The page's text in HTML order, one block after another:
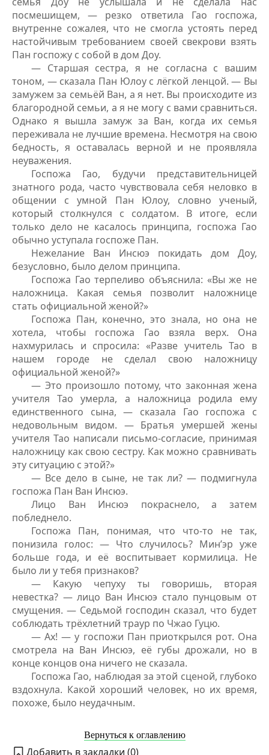
посмешищем, — резко ответила Гао госпожа,
внутренне сожалея, что не смогла устоять перед
настойчивым требованием своей свекрови взять
Пан госпожу с собой в дом Доу.
— Старшая сестра, я не согласна с вашим
тоном, — сказала Пан Юлоу с лёгкой ленцой. — Вы
замужем за семьёй Ван, а я нет. Вы происходите из
благородной семьи, а я не могу с вами сравниться.
Однако я вышла замуж за Ван, когда их семья
переживала не лучшие времена. Несмотря на свою
бедность, я оставалась верной и не проявляла
неуважения.
Госпожа Гао, будучи представительницей
знатного рода, часто чувствовала себя неловко в
общении с умной Пан Юлоу, словно ученый,
который столкнулся с солдатом. В итоге, если
только дело не касалось принципа, госпожа Гао
обычно уступала госпоже Пан.
Нежелание Ван Инсюэ покидать дом Доу,
безусловно, было делом принципа.
Госпожа Гао терпеливо объяснила: «Вы же не
наложница. Какая семья позволит наложнице
стать официальной женой?»
Госпожа Пан, конечно, это знала, но она не
хотела, чтобы госпожа Гао взяла верх. Она
нахмурилась и спросила: «Разве учитель Тао в
нашем городе не сделал свою наложницу
официальной женой?»
— Это произошло потому, что законная жена
учителя Тао умерла, а наложница родила ему
единственного сына, — сказала Гао госпожа с
недовольным видом. — Братья умершей жены
учителя Тао написали письмо-согласие, принимая
наложницу как свою сестру. Как можно сравнивать
эту ситуацию с этой?»
— Все дело в сыне, не так ли? — подмигнула
госпожа Пан Ван Инсюэ.
Лицо Ван Инсюэ покраснело, а затем
побледнело.
Госпожа Пан, понимая, что что-то не так,
понизила голос: — Что случилось? Мин’эр уже
больше года, и её воспитывает кормилица. Не
было ли у тебя признаков?
— Какую чепуху ты говоришь, вторая
невестка? — лицо Ван Инсюэ стало пунцовым от
смущения. — Седьмой господин сказал, что будет
соблюдать трёхлетний траур по Чжао Гуцю.
— Ах! — у госпожи Пан приоткрылся рот. Она
смотрела на Ван Инсюэ, её губы дрожали, но в
конце концов она ничего не сказала.
Госпожа Гао, наблюдая за этой сценой, глубоко
вздохнула. Какой хороший человек, но их время,
похоже, было неудачным.
Вернуться к оглавлению
Добавить в закладки (0)